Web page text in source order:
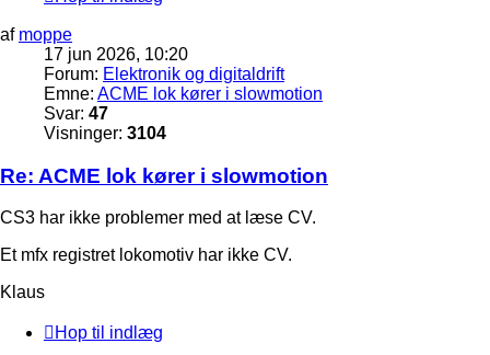
af moppe
17 jun 2026, 10:20
Forum: Elektronik og digitaldrift
Emne: ACME lok kører i slowmotion
Svar: 47
Visninger: 3104
Re: ACME lok kører i slowmotion
CS3 har ikke problemer med at læse CV.
Et mfx registret lokomotiv har ikke CV.
Klaus
Hop til indlæg